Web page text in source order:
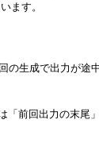
ます。
の生成で出力が途
「前回出力の末尾